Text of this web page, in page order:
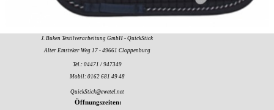
Öffnungszeiten:
J. Buken Textilverarbeitung GmbH - QuickStick
Alter Emsteker Weg 17 - 49661 Cloppenburg
Tel.: 04471 / 947349
Mobil: 0162 681 49 48
QuickStick@ewetel.net